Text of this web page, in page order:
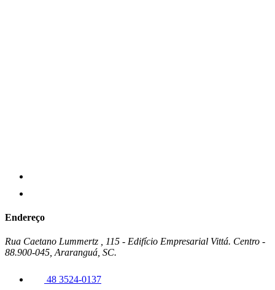
Endereço
Rua Caetano Lummertz , 115 - Edifício Empresarial Vittá. Centro -
88.900-045, Araranguá, SC.
48 3524-0137